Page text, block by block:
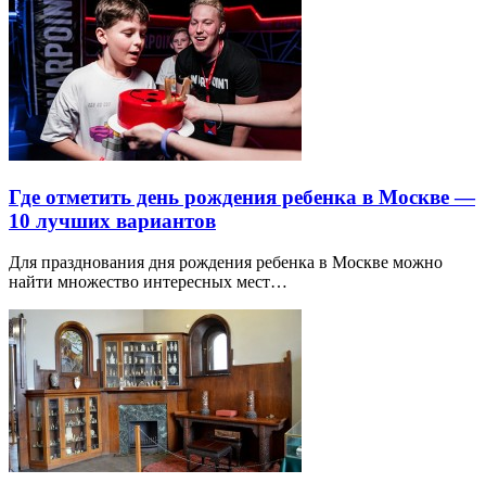
Где отметить день рождения ребенка в Москве —
10 лучших вариантов
Для празднования дня рождения ребенка в Москве можно
найти множество интересных мест…